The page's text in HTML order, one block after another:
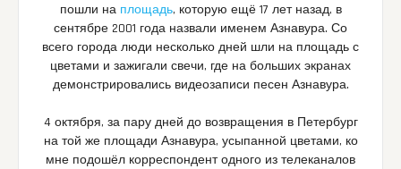
пошли на площадь, которую ещё 17 лет назад, в
сентябре 2001 года назвали именем Азнавура. Со
всего города люди несколько дней шли на площадь с
цветами и зажигали свечи, где на больших экранах
демонстрировались видеозаписи песен Азнавура.
4 октября, за пару дней до возвращения в Петербург
на той же площади Азнавура, усыпанной цветами, ко
мне подошёл корреспондент одного из телеканалов